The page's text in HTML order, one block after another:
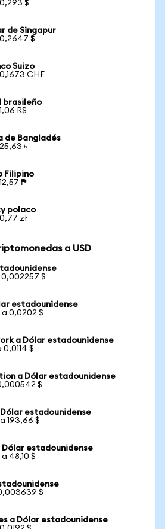
$
de Singapur
$
Suizo
CHF
brasileño
R$
de Bangladés
৳
Filipino
₱
polaco
zł
a USD
0,002257 $
estadounidense
a 0,0202 $
a Dólar estadounidense
$
a Dólar estadounidense
$
estadounidense
193,66 $
Dólar estadounidense
48,10 $
$
a Dólar estadounidense